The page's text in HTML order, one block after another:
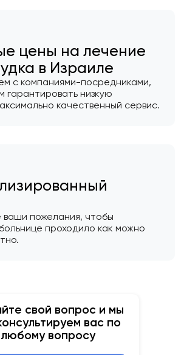
цены на лечение
в Израиле
с компаниями-посредниками,
гарантировать низкую
качественный сервис.
ваши пожелания, чтобы
проходило как можно
свой вопрос и мы
вас по
любому вопросу